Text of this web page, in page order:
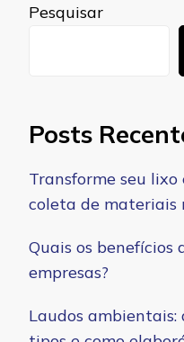
Pesquisar
Posts
Transforme seu lixo
coleta de materiais
Quais os benefícios
empresas?
Laudos ambientais: